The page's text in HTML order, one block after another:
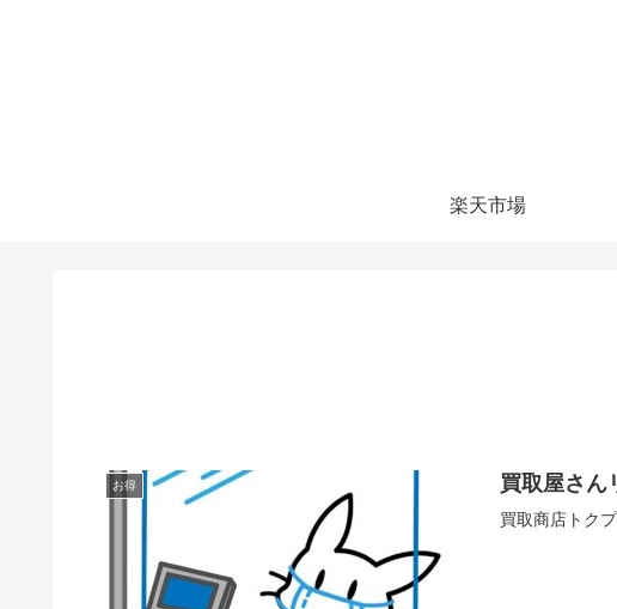
楽天市場
お得 買取屋さん
買取商店トク